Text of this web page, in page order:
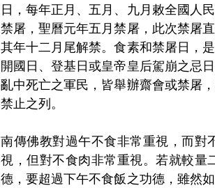
日，每年正月、五月、九月敕全國人
禁屠，聖曆元年五月禁屠，此次禁屠
其年十二月尾解禁。食素和禁屠日，
開國日、登基日或皇帝皇后駕崩之忌
亂中死亡之軍民，皆舉辦齋會或禁屠
禁止之列。
南傳佛教對過午不食非常重視，而對
視，但對不食肉非常重視。若就較量
德，要超過下午不食飯之功德，雖然